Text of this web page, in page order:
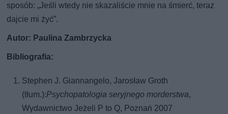
sposób: „Jeśli wtedy nie skazaliście mnie na śmierć, teraz
dajcie mi żyć”.
Autor: Paulina Zambrzycka
Bibliografia:
Stephen J. Giannangelo, Jarosław Groth
(tłum.):Psychopatologia seryjnego morderstwa,
Wydawnictwo Jeżeli P to Q, Poznań 2007